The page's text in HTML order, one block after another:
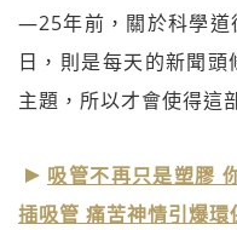
—25年前，關於科學道
日，則是每天的新聞
主題，所以才會使得這
吸管不再只是塑膠
插吸管 痛苦神情引爆環